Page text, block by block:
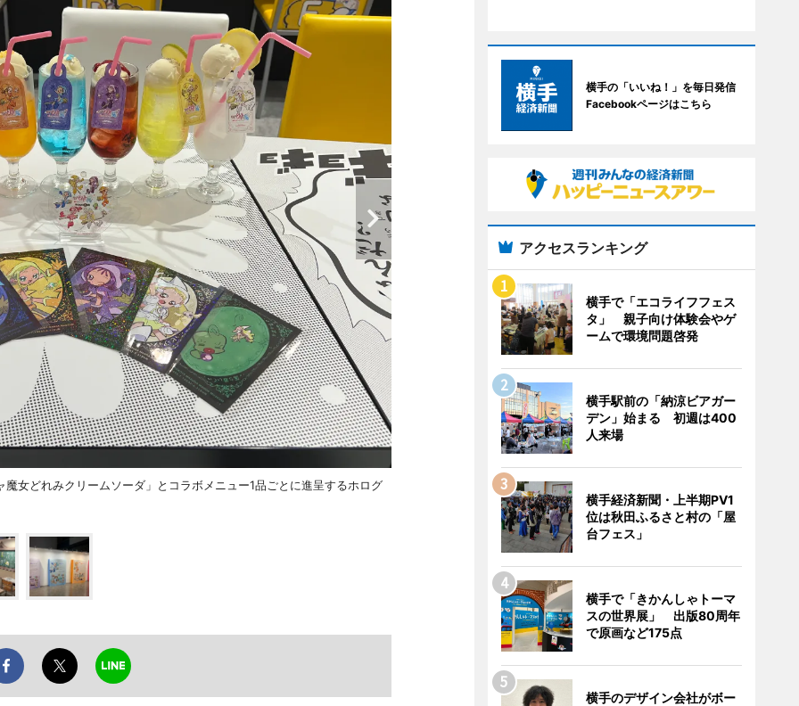
女どれみクリームソーダ」とコラボメニュー1品ごとに進呈するホログ
横手の「いいね！」を毎日発信
Facebookページはこちら
アクセスランキング
横手で「エコライフフェス
タ」 親子向け体験会やゲ
ームで環境問題啓発
横手駅前の「納涼ビアガー
デン」始まる 初週は400
人来場
横手経済新聞・上半期PV1
位は秋田ふるさと村の「屋
台フェス」
横手で「きかんしゃトーマ
スの世界展」 出版80周年
で原画など175点
横手のデザイン会社がボー